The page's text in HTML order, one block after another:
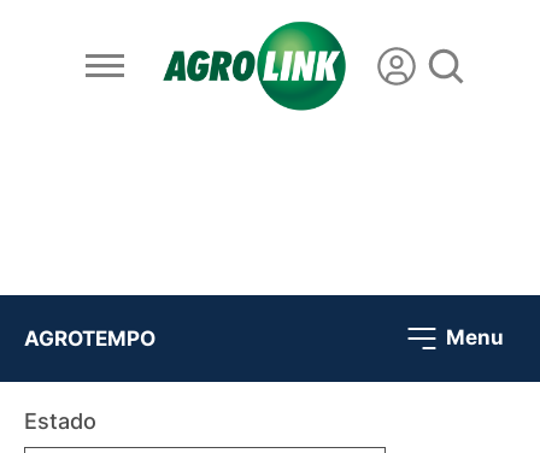
AGROTEMPO Menu
Estado